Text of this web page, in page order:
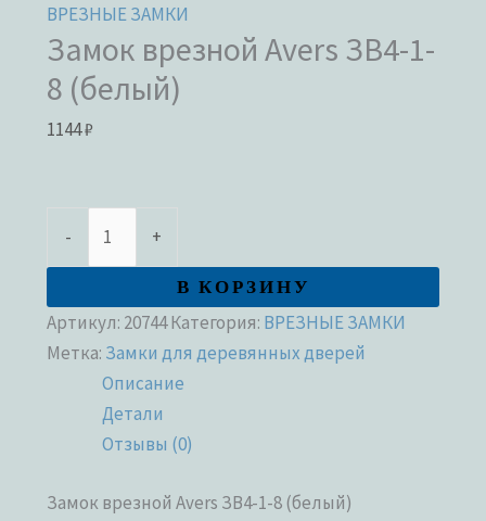
ВРЕЗНЫЕ ЗАМКИ
Замок врезной Avers ЗВ4-1-
8 (белый)
1144₽
- +
В КОРЗИНУ
Артикул: 20744Категория: ВРЕЗНЫЕ ЗАМКИ
Метка: Замки для деревянных дверей
Описание
Детали
Отзывы (0)
Замок врезной Avers ЗВ4-1-8 (белый)